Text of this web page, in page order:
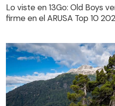
Lo viste en 13Go: Old Boys
firme en el ARUSA Top 10